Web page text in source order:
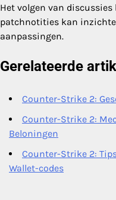
Het volgen van
patchnotities kan
aanpassingen.
Gerelateerde
Counter-Strike 2:
Counter-Strike 2:
Beloningen
Counter-Strike 2:
Wallet-codes